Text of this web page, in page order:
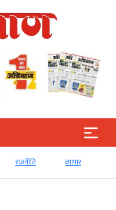
राजनीति व्‍यापार